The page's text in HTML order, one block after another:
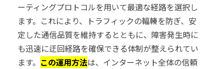
ーティングプロトコルを用いて最適な経路を選択し
ます。これにより、トラフィックの輻輳を防ぎ、安
定した通信品質を維持するとともに、障害発生時に
も迅速に迂回経路を確保できる体制が整えられてい
ます。 この運用方法は、インターネット全体の信頼